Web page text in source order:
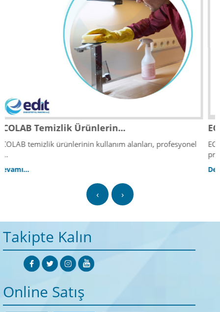
ECOLAB Temizlik Ürünlerin...
ECOLAB temizlik ürünlerinin fiyatları 2025 yılında,
Devamı...
‹ ›
Takipte Kalın
Online Satış